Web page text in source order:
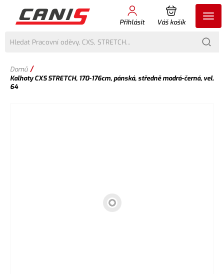
Přihlásit Váš košík
Domů /
Kalhoty CXS STRETCH, 170-176cm, pánská, středně modrá-černá, vel.
64